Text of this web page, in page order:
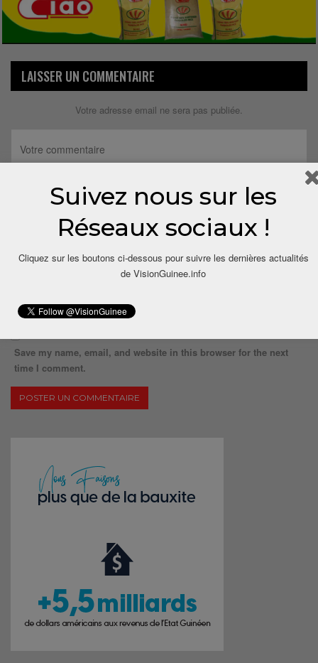
LAISSER UN COMMENTAIRE
Votre adresse email ne sera pas publiée.
Save my name, email, and website in this browser for the next
time I comment.
Suivez nous sur les
Réseaux sociaux !
Cliquez sur les boutons ci-dessous pour suivre les dernières actualités
de VisionGuinee.info